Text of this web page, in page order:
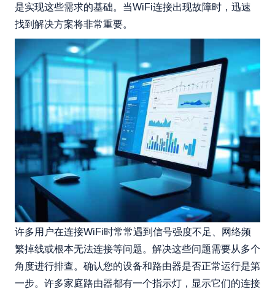
是实现这些需求的基础。当WiFi连接出现故障时，迅速
找到解决方案将非常重要。
许多用户在连接WiFi时常常遇到信号强度不足、网络频
繁掉线或根本无法连接等问题。解决这些问题需要从多个
角度进行排查。确认您的设备和路由器是否正常运行是第
一步。许多家庭路由器都有一个指示灯，显示它们的连接